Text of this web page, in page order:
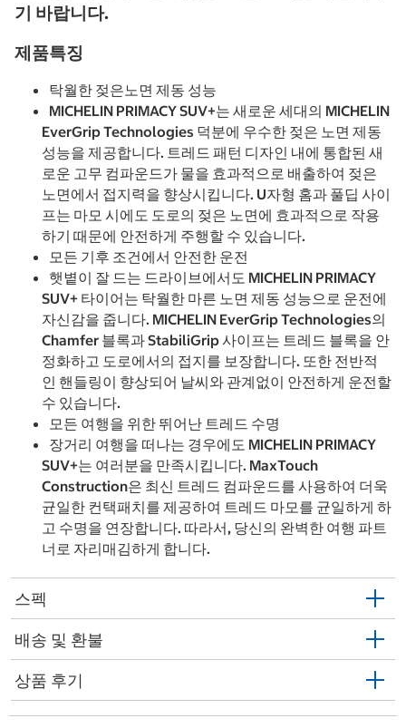
기 바랍니다.
제품특징
탁월한 젖은노면 제동 성능
MICHELIN PRIMACY SUV+는 새로운 세대의 MICHELIN
EverGrip Technologies 덕분에 우수한 젖은 노면 제동
성능을 제공합니다. 트레드 패턴 디자인 내에 통합된 새
로운 고무 컴파운드가 물을 효과적으로 배출하여 젖은
노면에서 접지력을 향상시킵니다. U자형 홈과 풀딥 사이
프는 마모 시에도 도로의 젖은 노면에 효과적으로 작용
하기 때문에 안전하게 주행할 수 있습니다.
모든 기후 조건에서 안전한 운전
햇볕이 잘 드는 드라이브에서도 MICHELIN PRIMACY
SUV+ 타이어는 탁월한 마른 노면 제동 성능으로 운전에
자신감을 줍니다. MICHELIN EverGrip Technologies의
Chamfer 블록과 StabiliGrip 사이프는 트레드 블록을 안
정화하고 도로에서의 접지를 보장합니다. 또한 전반적
인 핸들링이 향상되어 날씨와 관계없이 안전하게 운전할
수 있습니다.
모든 여행을 위한 뛰어난 트레드 수명
장거리 여행을 떠나는 경우에도 MICHELIN PRIMACY
SUV+는 여러분을 만족시킵니다. MaxTouch
Construction은 최신 트레드 컴파운드를 사용하여 더욱
균일한 컨택패치를 제공하여 트레드 마모를 균일하게 하
고 수명을 연장합니다. 따라서, 당신의 완벽한 여행 파트
너로 자리매김하게 합니다.
스펙
배송 및 환불
상품 후기